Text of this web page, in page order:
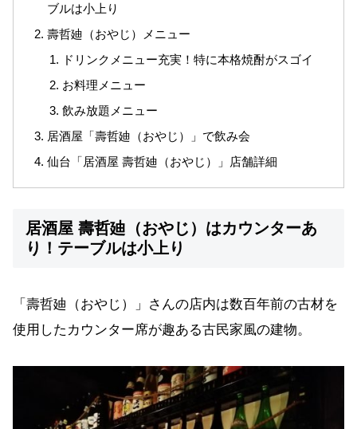
ブルは小上り
壽哲廸（おやじ）メニュー
ドリンクメニュー充実！特に本格焼酎がスゴイ
お料理メニュー
飲み放題メニュー
居酒屋「壽哲廸（おやじ）」で飲み会
仙台「居酒屋 壽哲廸（おやじ）」店舗詳細
居酒屋 壽哲廸（おやじ）はカウンターあ
り！テーブルは小上り
「壽哲廸（おやじ）」さんの店内は数百年前の古材を
使用したカウンター席が趣ある古民家風の建物。